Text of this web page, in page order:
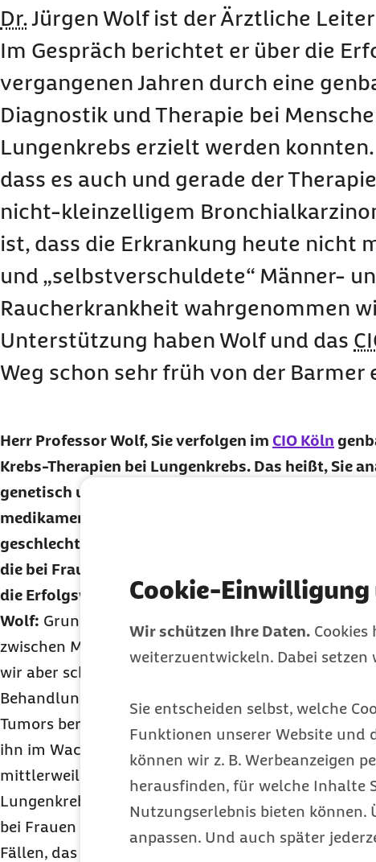
Cookie-
Wir schützen Ihre Daten.
weiterzuentwickeln. Dabei setzen
Sie entscheiden selbst, welche
Funktionen unserer Website und
können wir z. B. Werbeanzeigen
herausfinden, für welche Inhalte
Nutzungserlebnis bieten
anpassen. Und auch später
Dr.Jürgen Wolf ist der Ärztliche
Im Gespräch berichtet er über die
vergangenen Jahren durch eine
Diagnostik und Therapie bei
Lungenkrebs erzielt werden
dass es auch und gerade der
nicht-kleinzelligem
ist, dass die Erkrankung heute nicht
und „selbstverschuldete“ Männer-
Raucherkrankheit wahrgenommen
Unterstützung haben Wolf und das
Weg schon sehr früh von der Barmer
Herr Professor Wolf, Sie verfolgen im CIO Köln
Krebs-Therapien bei Lungenkrebs. Das heißt, Sie
genetisch und suchen gezielt nach Merkmalen
medikamentöse Bekämpfung möglich machen. Ist
geschlechtsunabhängig möglich - oder gibt es
die bei Frauen und Männern unterschiedlich häufig
die Erfolgswahrscheinlichkeit einer Behandlung
Wolf: Grundsätzlich gibt es keine Unterschiede bei
zwischen Mann und Frau. Bezüglich der Erfolge der
wir aber schon Unterschiede aufgrund der Tatsache,
Behandlungsansatz eben auf dem Nachweis von
Tumors beruht - also jenen genetischen
ihn im Wachstum antreiben. Diese
mittlerweile bei circa der Hälfte der Patienten mit
Lungenkrebs. Viele dieser Treibermutationen
bei Frauen vor, zum Beispiel die
Fällen, das sind etwa 20 bis 25 Prozent der